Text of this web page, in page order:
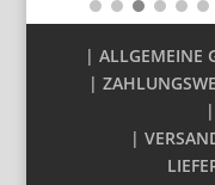
| ALLGEMEINE
|
|